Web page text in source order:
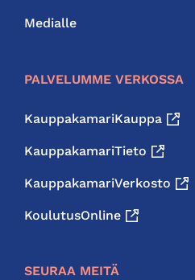
Medialle
PALVELUMME VERKOSSA
KauppakamariKauppa
KauppakamariTieto
KauppakamariVerkosto
KoulutusOnline
SEURAA MEITÄ